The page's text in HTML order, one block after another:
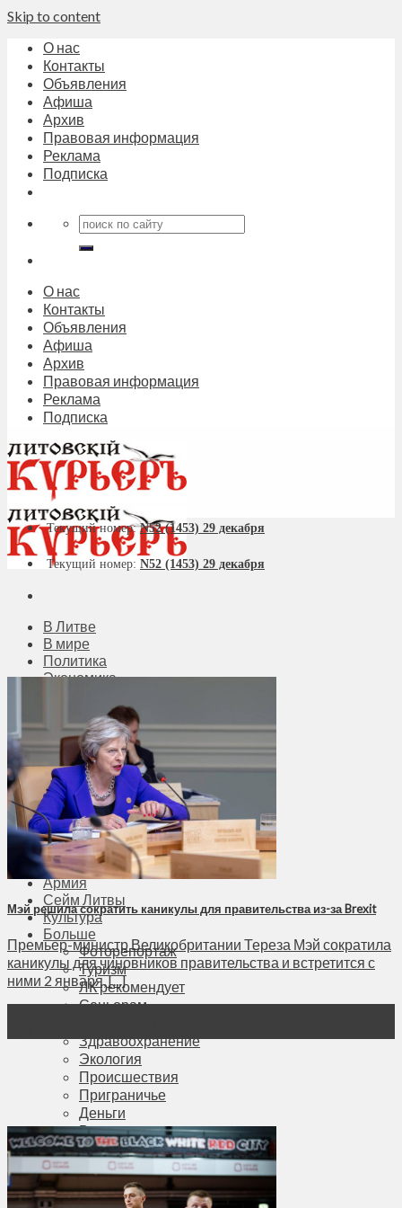
Skip to content
О нас
Контакты
Объявления
Афиша
Архив
Правовая информация
Реклама
Подписка
О нас
Контакты
Объявления
Афиша
Архив
Правовая информация
Реклама
Подписка
В Литве
В мире
Политика
Экономика
Общество
Мнения
Вильнюс
Клайпеда
Висагинас
Регионы
Соседи
Транспорт
Выбор читателей
Калейдоскоп
Армия
Сейм Литвы
Культура
Больше
Фоторепортаж
Туризм
ЛК рекомендует
Сеньорам
Здравоохранение
Экология
Происшествия
Приграничье
Деньги
Визиты
Выборы
Агроновости
Едим дома
Ищу семью
Текущий номер:N52 (1453) 29 декабря
Текущий номер: N52 (1453) 29 декабря
Мэй решила сократить каникулы для правительства из-за Brexit
Премьер-министр Великобритании Тереза Мэй сократила
каникулы для чиновников правительства и встретится с
ними 2 января, [...]